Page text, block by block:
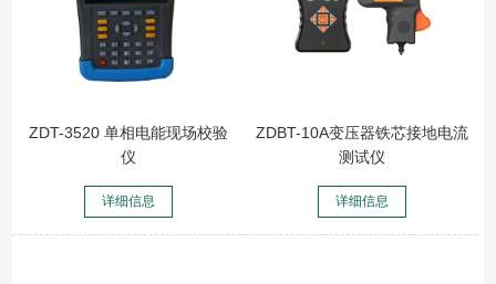
ZDT-3520 单相电能现场校验
仪
详细信息
ZDBT-10A变压器铁芯接地电流
测试仪
详细信息